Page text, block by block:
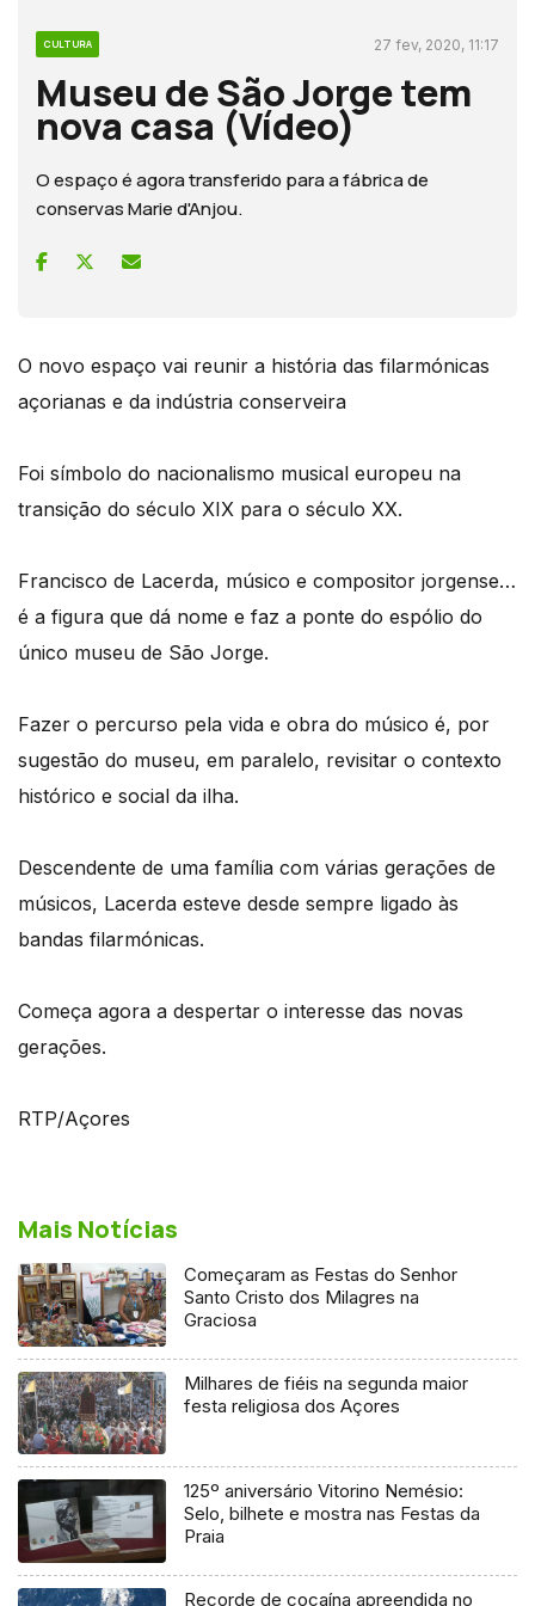
CULTURA 27 fev, 2020, 11:17
Museu de São Jorge tem
nova casa (Vídeo)
O espaço é agora transferido para a fábrica de
conservas Marie d'Anjou.
O novo espaço vai reunir a história das filarmónicas
açorianas e da indústria conserveira
Foi símbolo do nacionalismo musical europeu na
transição do século XIX para o século XX.
Francisco de Lacerda, músico e compositor jorgense…
é a figura que dá nome e faz a ponte do espólio do
único museu de São Jorge.
Fazer o percurso pela vida e obra do músico é, por
sugestão do museu, em paralelo, revisitar o contexto
histórico e social da ilha.
Descendente de uma família com várias gerações de
músicos, Lacerda esteve desde sempre ligado às
bandas filarmónicas.
Começa agora a despertar o interesse das novas
gerações.
RTP/Açores
Mais Notícias
Começaram as Festas do Senhor
Santo Cristo dos Milagres na
Graciosa
Milhares de fiéis na segunda maior
festa religiosa dos Açores
125º aniversário Vitorino Nemésio:
Selo, bilhete e mostra nas Festas da
Praia
Recorde de cocaína apreendida no